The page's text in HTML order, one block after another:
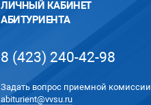
ЛИЧНЫЙ КАБИНЕТ
АБИТУРИЕНТА
8 (423) 240-42-98
Задать вопрос приемной комиссии
abiturient@vvsu.ru